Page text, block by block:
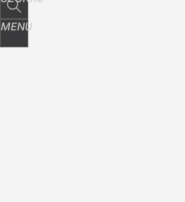
MENU